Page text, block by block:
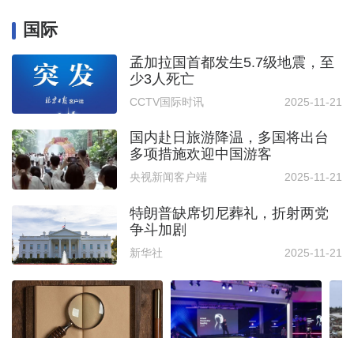
国际
孟加拉国首都发生5.7级地震，至
少3人死亡
CCTV国际时讯 2025-11-21
国内赴日旅游降温，多国将出台
多项措施欢迎中国游客
央视新闻客户端 2025-11-21
特朗普缺席切尼葬礼，折射两党
争斗加剧
新华社 2025-11-21